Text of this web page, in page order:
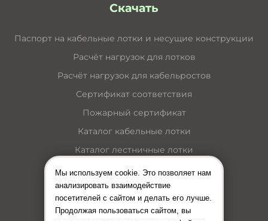
Скачать
Паспорт на кабельные лотки и несущие конструкции
Расчёт нагрузок для лотков
Расчёт нагрузок для кабельростов
Сертификат соответствия
Пожарный сертификат
Каталог кабельные лотки
Каталог лестничные лотки
Каталог кабельные короба
Каталог несущие конструкции
Инструкция по монтажу лотков
Мы используем cookie. Это позволяет нам
анализировать взаимодействие
посетителей с сайтом и делать его лучше.
Продолжая пользоваться сайтом, вы